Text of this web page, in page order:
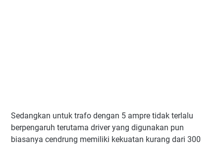
Sedangkan untuk trafo dengan 5 ampre tidak terlalu
berpengaruh terutama driver yang digunakan pun
biasanya cendrung memiliki kekuatan kurang dari 300